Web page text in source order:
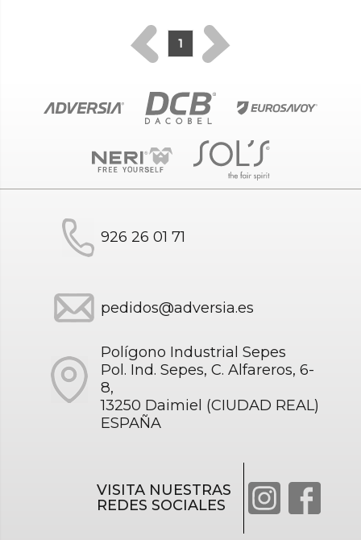
1
926 26 01 71
pedidos@adversia.es
Polígono Industrial Sepes
Pol. Ind. Sepes, C. Alfareros, 6-
8,
13250 Daimiel (CIUDAD REAL)
ESPAÑA
VISITA NUESTRAS
REDES SOCIALES